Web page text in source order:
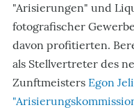
"Arisierungen" und
fotografischer
davon profitierten.
als Stellvertreter des
Zunftmeisters Egon